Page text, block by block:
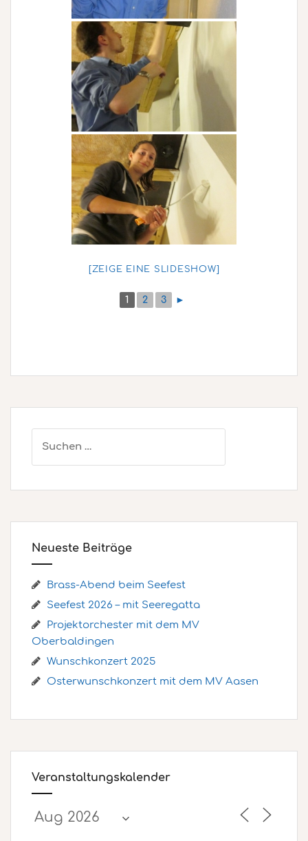
[ZEIGE EINE SLIDESHOW]
1 2 3 ►
nach:
Neueste Beiträge
Brass-Abend beim Seefest
Seefest 2026 – mit Seeregatta
Projektorchester mit dem MV
Oberbaldingen
Wunschkonzert 2025
Osterwunschkonzert mit dem MV Aasen
Veranstaltungskalender